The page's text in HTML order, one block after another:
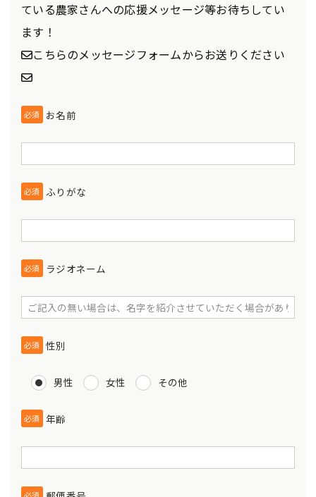
ている農家さんへの応援メッセージ等お待ちしてい
ます！
✉こちらのメッセージフォームからお送りください
✉
必須 お名前
必須 ふりがな
必須 ラジオネーム
必須 性別
男性 女性 その他
必須 年齢